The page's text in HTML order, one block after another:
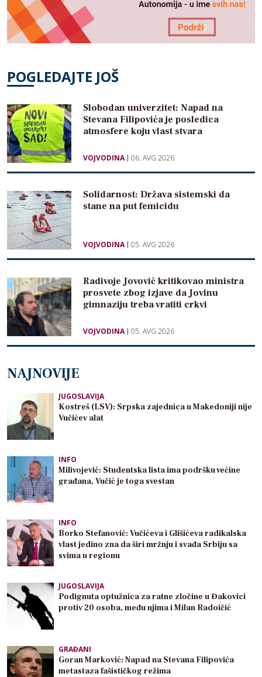
POGLEDAJTE JOŠ
Slobodan univerzitet: Napad na
Stevana Filipovića je posledica
atmosfere koju vlast stvara
VOJVODINA 06. AVG 2026
Solidarnost: Država sistemski da
stane na put femicidu
VOJVODINA 05. AVG 2026
Radivoje Jovović kritikovao ministra
prosvete zbog izjave da Jovinu
gimnaziju treba vratiti crkvi
VOJVODINA 05. AVG 2026
NAJNOVIJE
JUGOSLAVIJA
Kostreš (LSV): Srpska zajednica u Makedoniji nije
Vučićev alat
INFO
Milivojević: Studentska lista ima podršku većine
građana, Vučić je toga svestan
INFO
Borko Stefanović: Vučićeva i Glišićeva radikalska
vlast jedino zna da širi mržnju i svađa Srbiju sa
svima u regionu
JUGOSLAVIJA
Podignuta optužnica za ratne zločine u Đakovici
protiv 20 osoba, među njima i Milan Radoičić
GRAĐANI
Goran Marković: Napad na Stevana Filipovića
metastaza fašističkog režima